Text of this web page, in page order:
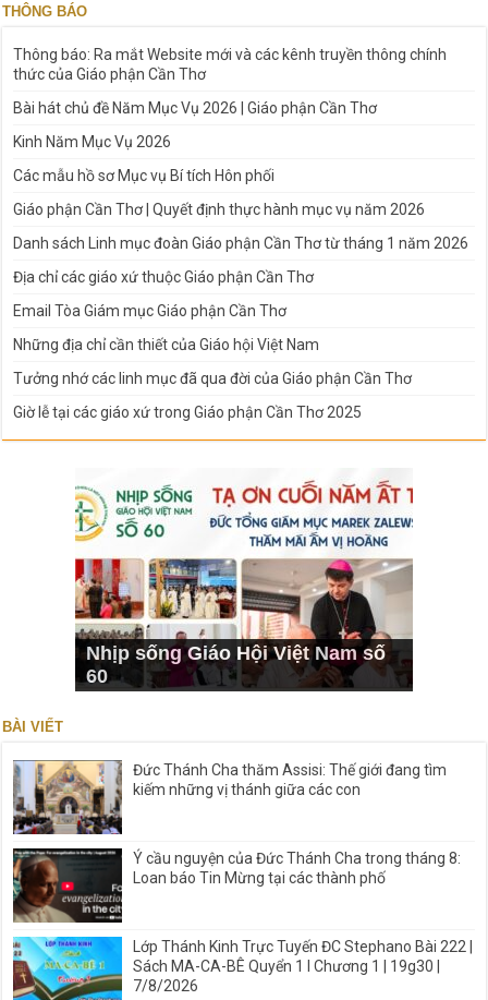
THÔNG BÁO
Thông báo: Ra mắt Website mới và các kênh truyền thông chính
thức của Giáo phận Cần Thơ
Bài hát chủ đề Năm Mục Vụ 2026 | Giáo phận Cần Thơ
Kinh Năm Mục Vụ 2026
Các mẫu hồ sơ Mục vụ Bí tích Hôn phối
Giáo phận Cần Thơ | Quyết định thực hành mục vụ năm 2026
Danh sách Linh mục đoàn Giáo phận Cần Thơ từ tháng 1 năm 2026
Địa chỉ các giáo xứ thuộc Giáo phận Cần Thơ
Email Tòa Giám mục Giáo phận Cần Thơ
Những địa chỉ cần thiết của Giáo hội Việt Nam
Tưởng nhớ các linh mục đã qua đời của Giáo phận Cần Thơ
Giờ lễ tại các giáo xứ trong Giáo phận Cần Thơ 2025
Nhịp sống Giáo Hội Việt Nam số
60
BÀI VIẾT
Đức Thánh Cha thăm Assisi: Thế giới đang tìm
kiếm những vị thánh giữa các con
Ý cầu nguyện của Đức Thánh Cha trong tháng 8:
Loan báo Tin Mừng tại các thành phố
Lớp Thánh Kinh Trực Tuyến ĐC Stephano Bài 222 |
Sách MA-CA-BÊ Quyển 1 I Chương 1 | 19g30 |
7/8/2026